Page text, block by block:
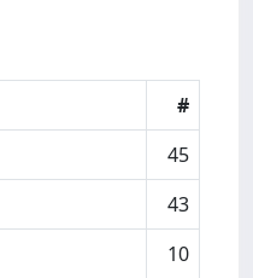
#
45
43
10